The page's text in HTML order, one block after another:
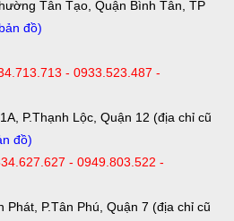
Tân Tạo, Quận Bình Tân, TP
đồ)
- 0933.523.487 -
P.Thạnh Lộc, Quận 12 (địa chỉ cũ
đồ)
- 0949.803.522 -
Phát, P.Tân Phú, Quận 7 (địa chỉ cũ